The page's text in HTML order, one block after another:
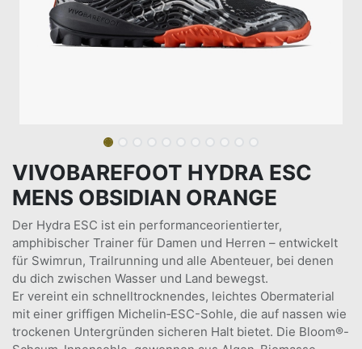
VIVOBAREFOOT HYDRA ESC
MENS OBSIDIAN ORANGE
Der Hydra ESC ist ein performanceorientierter,
amphibischer Trainer für Damen und Herren – entwickelt
für Swimrun, Trailrunning und alle Abenteuer, bei denen
du dich zwischen Wasser und Land bewegst.
Er vereint ein schnelltrocknendes, leichtes Obermaterial
mit einer griffigen Michelin‑ESC-Sohle, die auf nassen wie
trockenen Untergründen sicheren Halt bietet. Die Bloom®-